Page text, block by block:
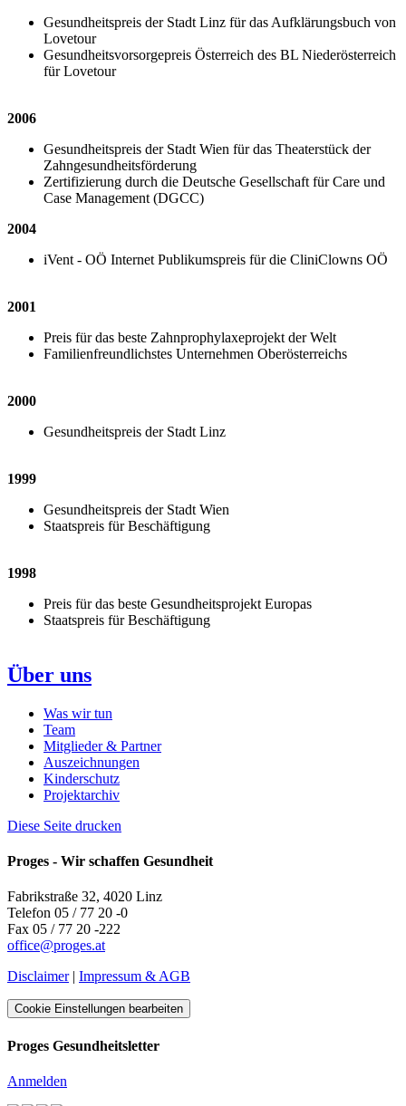
Gesundheitspreis der Stadt Linz für das Aufklärungsbuch von
Lovetour
Gesundheitsvorsorgepreis Österreich des BL Niederösterreich
für Lovetour
2006
Gesundheitspreis der Stadt Wien für das Theaterstück der
Zahngesundheitsförderung
Zertifizierung durch die Deutsche Gesellschaft für Care und
Case Management (DGCC)
2004
iVent - OÖ Internet Publikumspreis für die CliniClowns OÖ
2001
Preis für das beste Zahnprophylaxeprojekt der Welt
Familienfreundlichstes Unternehmen Oberösterreichs
2000
Gesundheitspreis der Stadt Linz
1999
Gesundheitspreis der Stadt Wien
Staatspreis für Beschäftigung
1998
Preis für das beste Gesundheitsprojekt Europas
Staatspreis für Beschäftigung
Über uns
Was wir tun
Team
Mitglieder & Partner
Auszeichnungen
Kinderschutz
Projektarchiv
Diese Seite drucken
Proges - Wir schaffen Gesundheit
Fabrikstraße 32, 4020 Linz
Telefon 05 / 77 20 -0
Fax 05 / 77 20 -222
office@proges.at
Disclaimer| Impressum & AGB
Cookie Einstellungen bearbeiten
Proges Gesundheitsletter
Anmelden